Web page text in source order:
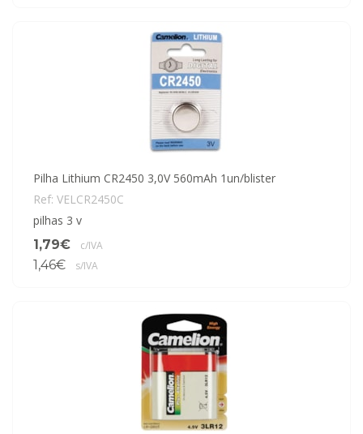
Pilha Lithium CR2450 3,0V 560mAh 1un/blister
Ref: VELCR2450C
pilhas 3 v
1,79€
c/IVA
1,46€ s/IVA